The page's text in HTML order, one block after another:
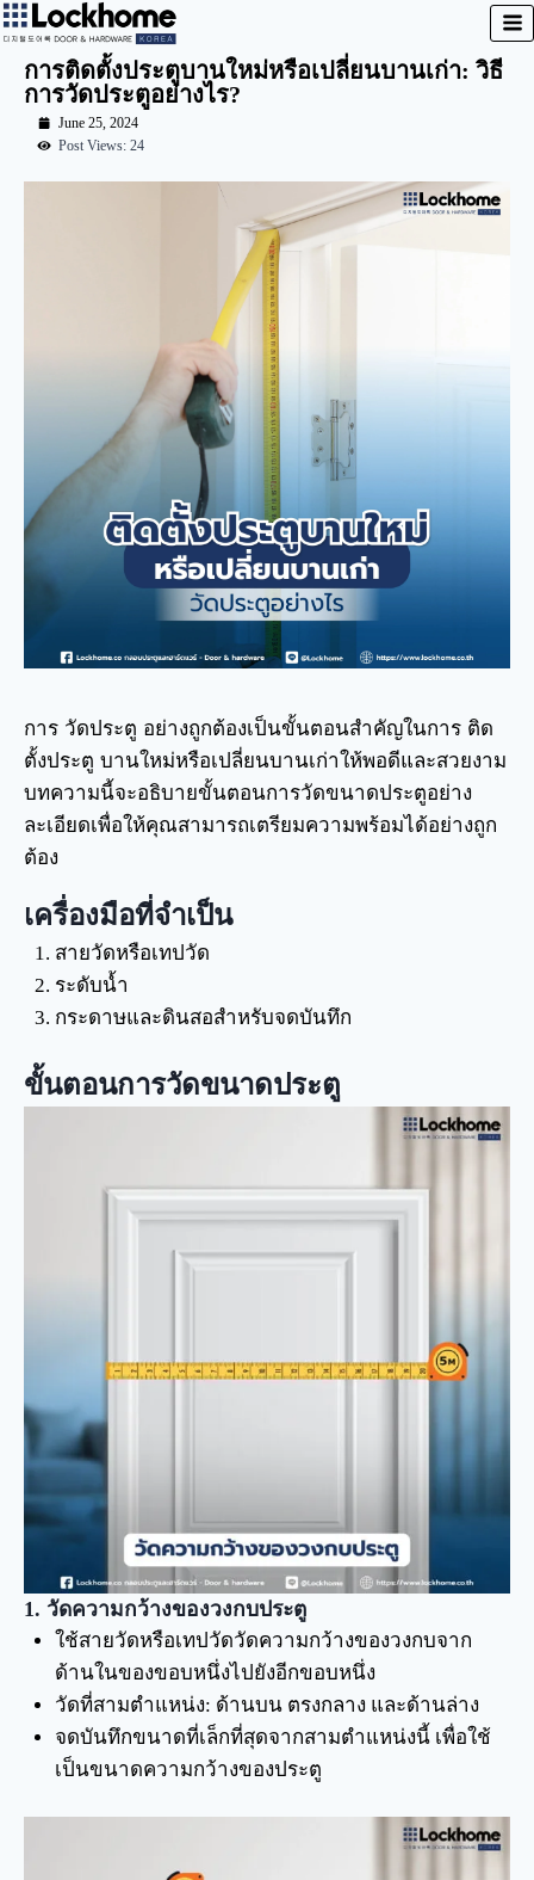
การติดตั้งประตูบานใหม่หรือเปลี่ยนบานเก่า: วิธี
การวัดประตูอย่างไร?
June 25, 2024
Post Views: 24
การ วัดประตู อย่างถูกต้องเป็นขั้นตอนสำคัญในการ ติด
ตั้งประตู บานใหม่หรือเปลี่ยนบานเก่าให้พอดีและสวยงาม
บทความนี้จะอธิบายขั้นตอนการวัดขนาดประตูอย่าง
ละเอียดเพื่อให้คุณสามารถเตรียมความพร้อมได้อย่างถูก
ต้อง
เครื่องมือที่จำเป็น
สายวัดหรือเทปวัด
ระดับน้ำ
กระดาษและดินสอสำหรับจดบันทึก
ขั้นตอนการวัดขนาดประตู
1. วัดความกว้างของวงกบประตู
ใช้สายวัดหรือเทปวัดวัดความกว้างของวงกบจาก
ด้านในของขอบหนึ่งไปยังอีกขอบหนึ่ง
วัดที่สามตำแหน่ง: ด้านบน ตรงกลาง และด้านล่าง
จดบันทึกขนาดที่เล็กที่สุดจากสามตำแหน่งนี้ เพื่อใช้
เป็นขนาดความกว้างของประตู